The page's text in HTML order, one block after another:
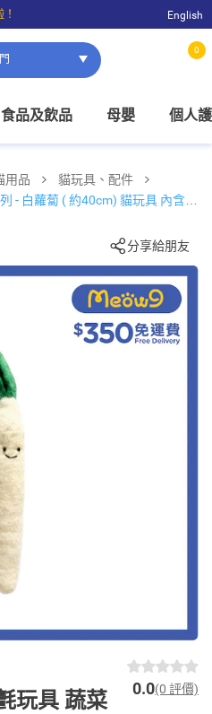
可免費店取。
English
0
食品及飲品 母嬰 個人
用品
貓玩具、配件
- 白蘿蔔 ( 約40cm) 貓玩具 內含貓
分享給朋友
玩具 蔬菜
0.0(0 評價)